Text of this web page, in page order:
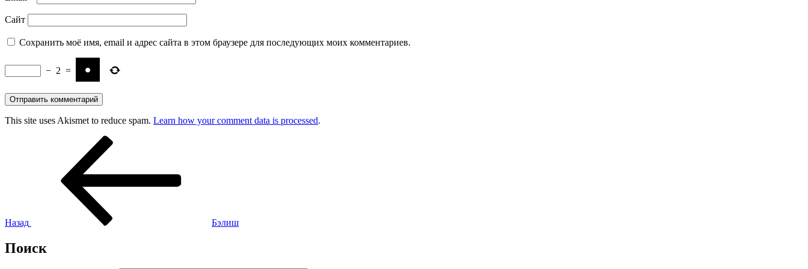
Сайт
Сохранить моё имя, email и адрес сайта в этом браузере для последующих моих комментариев.
− 2 =
This site uses Akismet to reduce spam. Learn how your comment data is processed.
Назад Бэлиш
Поиск